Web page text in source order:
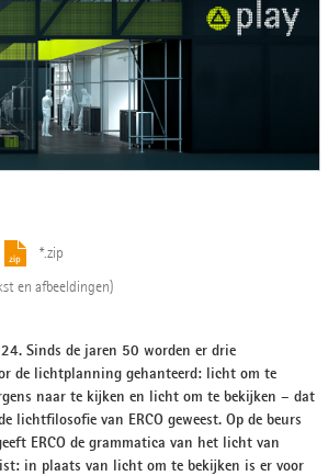
*.zip
en afbeeldingen)
Sinds de jaren 50 worden er drie
de lichtplanning gehanteerd: licht om te
naar te kijken en licht om te bekijken – dat
lichtfilosofie van ERCO geweest. Op de beurs
ERCO de grammatica van het licht van
in plaats van licht om te bekijken is er voor